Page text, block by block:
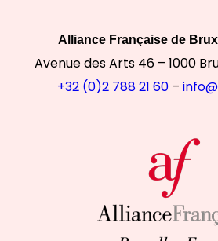
Alliance Française de
Avenue des Arts 46 – 1000
+32 (0)2 788 21 60–